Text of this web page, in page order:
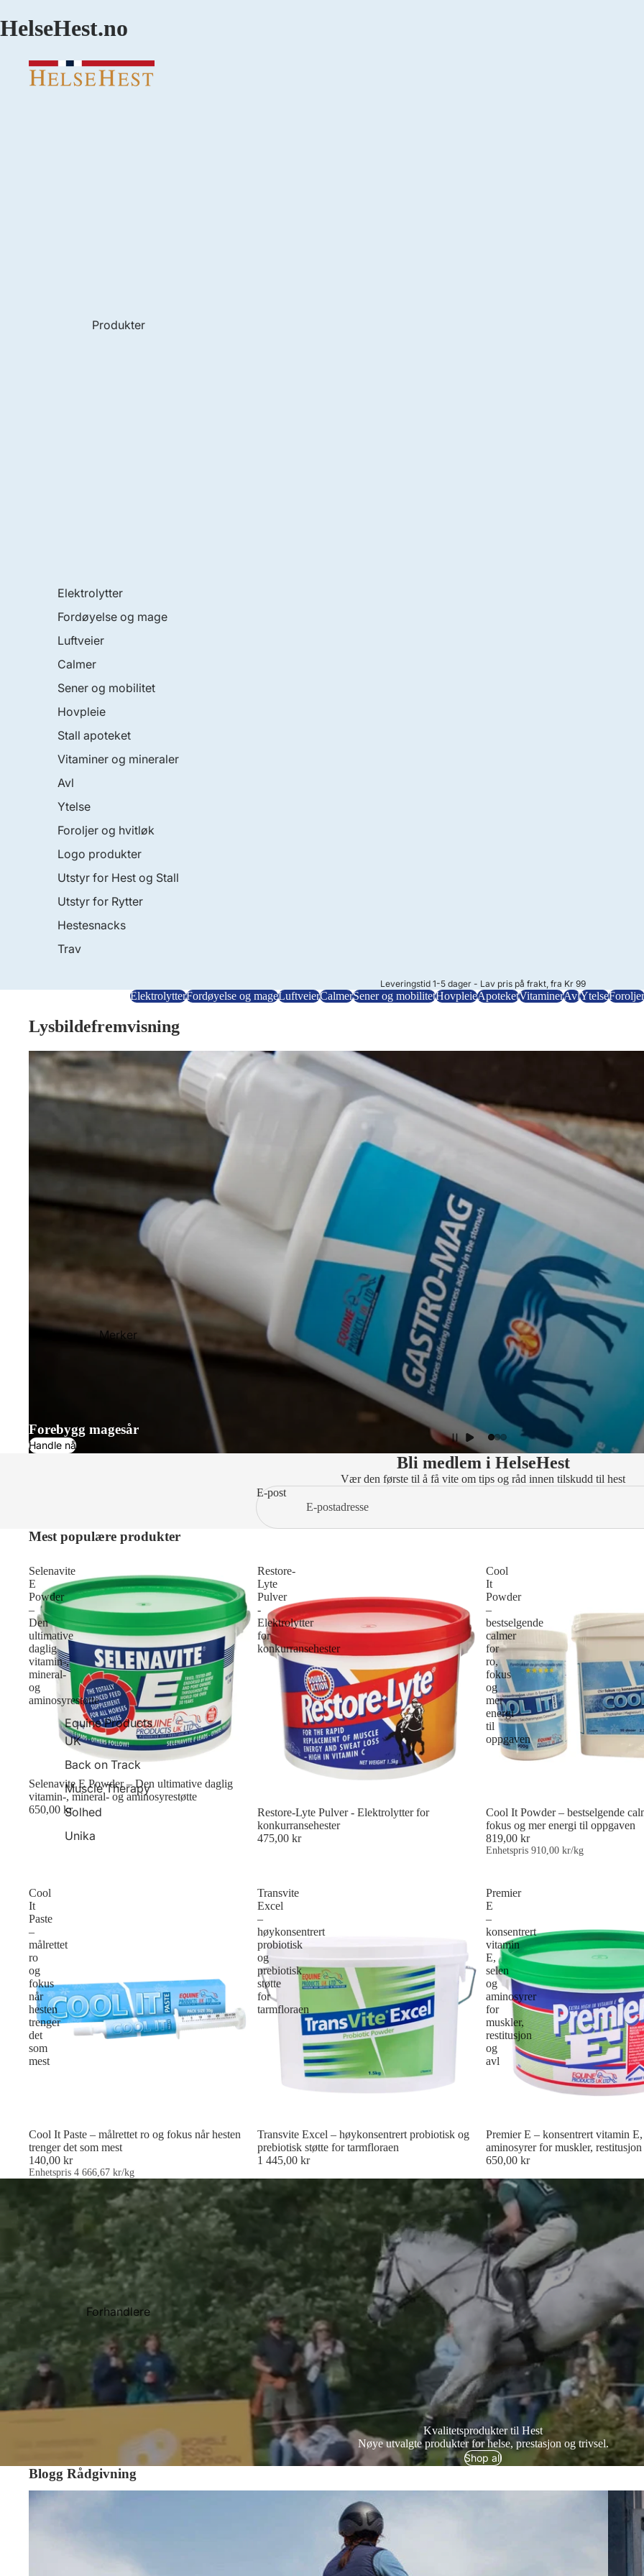
HelseHest.no
Produkter
Elektrolytter
Fordøyelse og mage
Luftveier
Calmer
Sener og mobilitet
Hovpleie
Stall apoteket
Vitaminer og mineraler
Avl
Ytelse
Foroljer og hvitløk
Logo produkter
Utstyr for Hest og Stall
Utstyr for Rytter
Hestesnacks
Trav
Merker
Equine Products
UK
Back on Track
Muscle Therapy
Solhed
Unika
Forhandlere
Leveringstid 1-5 dager - Lav pris på frakt, fra Kr 99
ElektrolytterFordøyelse og mageLuftveierCalmerSener og mobilitetHovpleieApoteketVitaminerAvlYtelseForoljer
Lysbildefremvisning
Forebygg magesår
Handle nå
Bli medlem i HelseHest
Vær den første til å få vite om tips og råd innen tilskudd til hest
E-post
Mest populære produkter
Selenavite
E
Powder
–
Den
ultimative
daglig
vitamin-,
mineral-
og
aminosyrestøtte
Selenavite E Powder – Den ultimative daglig
vitamin-, mineral- og aminosyrestøtte
650,00 kr
Restore-
Lyte
Pulver
-
Elektrolytter
for
konkurransehester
Restore-Lyte Pulver - Elektrolytter for
konkurransehester
475,00 kr
Cool
It
Powder
–
bestselgende
calmer
for
ro,
fokus
og
mer
energi
til
oppgaven
Cool It Powder – bestselgende
fokus og mer energi til oppgaven
819,00 kr
Enhetspris 910,00 kr/kg
Cool
It
Paste
–
målrettet
ro
og
fokus
når
hesten
trenger
det
som
mest
Cool It Paste – målrettet ro og fokus når hesten
trenger det som mest
140,00 kr
Enhetspris 4 666,67 kr/kg
Transvite
Excel
–
høykonsentrert
probiotisk
og
prebiotisk
støtte
for
tarmfloraen
Transvite Excel – høykonsentrert probiotisk og
prebiotisk støtte for tarmfloraen
1 445,00 kr
Premier
E
–
konsentrert
vitamin
E,
selen
og
aminosyrer
for
muskler,
restitusjon
og
avl
Premier E – konsentrert vitamin
aminosyrer for muskler,
650,00 kr
Kvalitetsprodukter til Hest
Nøye utvalgte produkter for helse, prestasjon og trivsel.
Shop all
Blogg Rådgivning
Derfor